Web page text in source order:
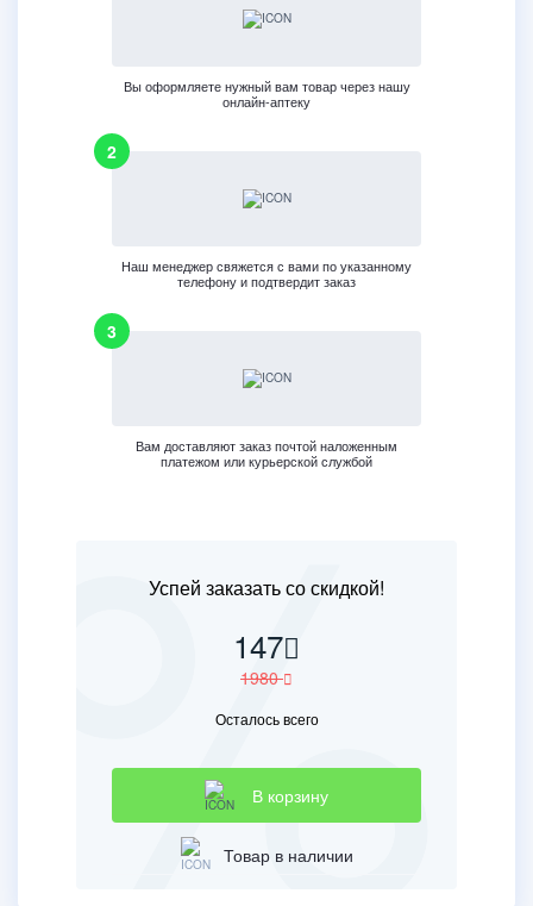
Вы оформляете нужный вам товар через нашу
онлайн-аптеку
Наш менеджер свяжется с вами по указанному
телефону и подтвердит заказ
Вам доставляют заказ почтой наложенным
платежом или курьерской службой
Успей заказать со скидкой!
147
1980
Осталось всего
В корзину
Товар в наличии